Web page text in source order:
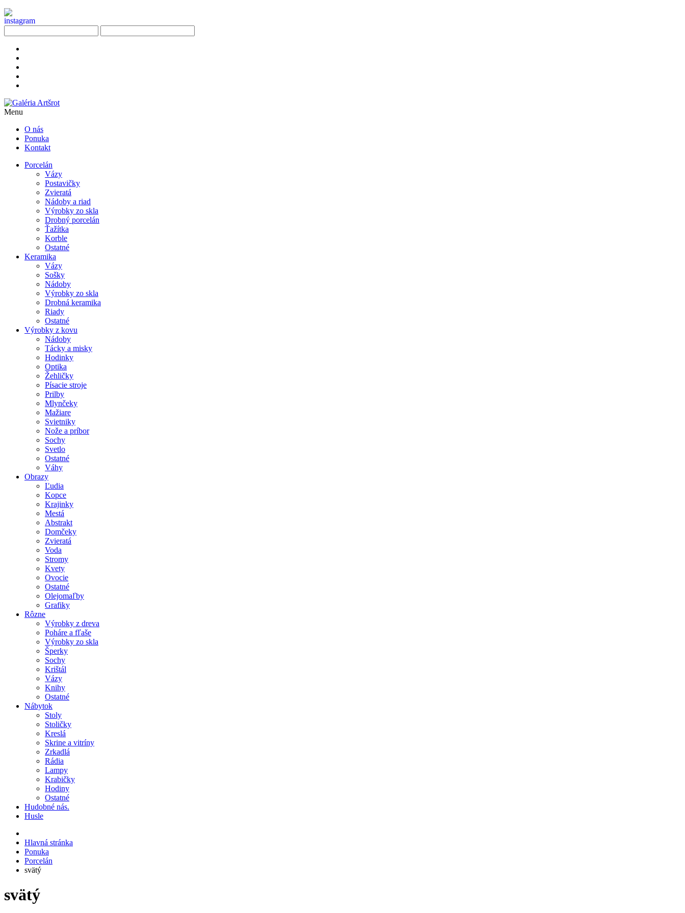
Menu
O nás
Ponuka
Kontakt
Porcelán
Vázy
Postavičky
Zvieratá
Nádoby a riad
Výrobky zo skla
Drobný porcelán
Ťažítka
Korble
Ostatné
Keramika
Vázy
Sošky
Nádoby
Výrobky zo skla
Drobná keramika
Riady
Ostatné
Výrobky z kovu
Nádoby
Tácky a misky
Hodinky
Optika
Žehličky
Písacie stroje
Prilby
Mlynčeky
Mažiare
Svietniky
Nože a príbor
Sochy
Svetlo
Ostatné
Váhy
Obrazy
Ľudia
Kopce
Krajinky
Mestá
Abstrakt
Domčeky
Zvieratá
Voda
Stromy
Kvety
Ovocie
Ostatné
Olejomaľby
Grafiky
Rôzne
Výrobky z dreva
Poháre a fľaše
Výrobky zo skla
Šperky
Sochy
Krištál
Vázy
Knihy
Ostatné
Nábytok
Stoly
Stoličky
Kreslá
Skrine a vitríny
Zrkadlá
Rádia
Lampy
Krabičky
Hodiny
Ostatné
Hudobné nás.
Husle
Hlavná stránka
Ponuka
Porcelán
svätý
svätý